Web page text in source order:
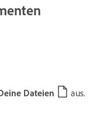
Dateien aus.